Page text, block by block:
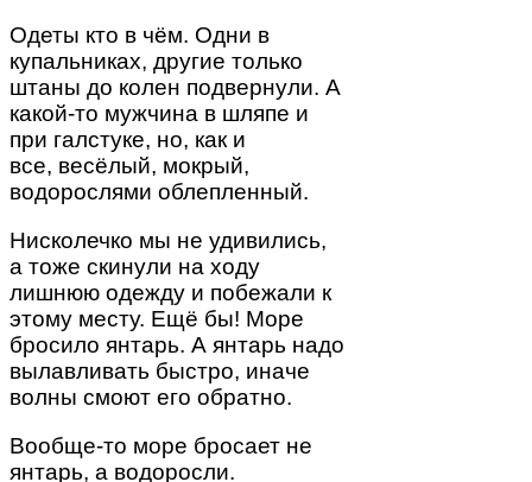
Одеты кто в чём. Одни в
купальниках, другие только
штаны до колен подвернули. А
какой-то мужчина в шляпе и
при галстуке, но, как и
все, весёлый, мокрый,
водорослями облепленный.
Нисколечко мы не удивились,
а тоже скинули на ходу
лишнюю одежду и побежали к
этому месту. Ещё бы! Море
бросило янтарь. А янтарь надо
вылавливать быстро, иначе
волны смоют его обратно.
Вообще-то море бросает не
янтарь, а водоросли.